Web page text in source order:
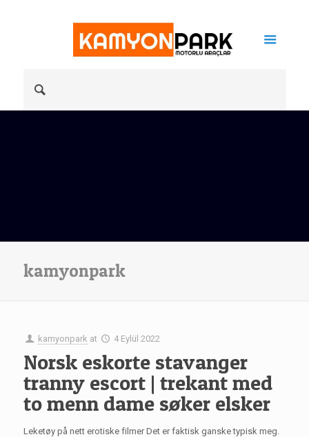
kamyonpark
kamyonpark at 4 Eylül 2022
Norsk eskorte stavanger
tranny escort | trekant med
to menn dame søker elsker
Leketøy på nett erotiske filmer Det er faktisk ganske typisk meg.